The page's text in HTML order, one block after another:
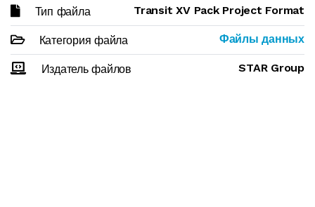
Тип файла Transit XV Pack Project Format
Категория файла Файлы данных
Издатель файлов STAR Group